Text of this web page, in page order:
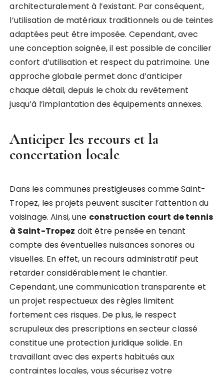
architecturalement à l’existant. Par conséquent,
l’utilisation de matériaux traditionnels ou de teintes
adaptées peut être imposée. Cependant, avec
une conception soignée, il est possible de concilier
confort d’utilisation et respect du patrimoine. Une
approche globale permet donc d’anticiper
chaque détail, depuis le choix du revêtement
jusqu’à l’implantation des équipements annexes.
Anticiper les recours et la
concertation locale
Dans les communes prestigieuses comme Saint-
Tropez, les projets peuvent susciter l’attention du
voisinage. Ainsi, une construction court de tennis
à Saint-Tropez doit être pensée en tenant
compte des éventuelles nuisances sonores ou
visuelles. En effet, un recours administratif peut
retarder considérablement le chantier.
Cependant, une communication transparente et
un projet respectueux des règles limitent
fortement ces risques. De plus, le respect
scrupuleux des prescriptions en secteur classé
constitue une protection juridique solide. En
travaillant avec des experts habitués aux
contraintes locales, vous sécurisez votre